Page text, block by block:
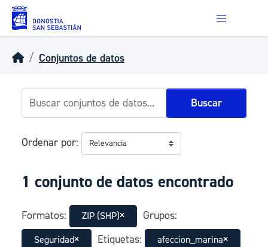
Skip to main content
Conjuntos de datos
Buscar
Ordenar por
1 conjunto de datos encontrado
Formatos: ZIP (SHP) Grupos:
Seguridad Etiquetas: afeccion_marina